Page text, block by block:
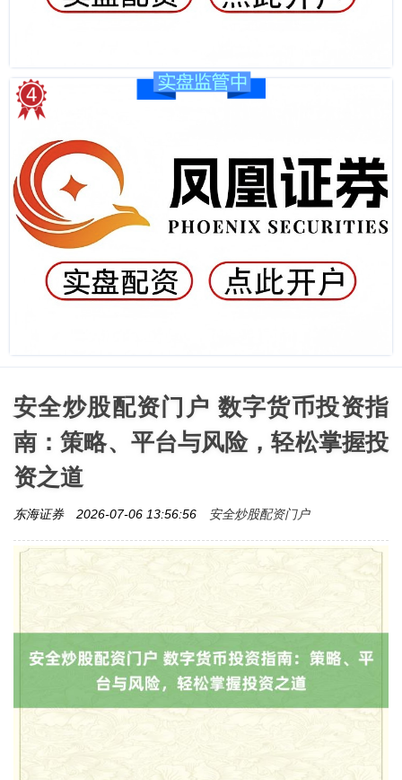
安全炒股配资门户 数字货币投资指
南：策略、平台与风险，轻松掌握投
资之道
东海证券 2026-07-06 13:56:56 安全炒股配资门户